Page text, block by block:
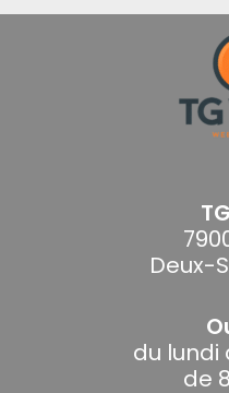
Deux-
du lundi
de